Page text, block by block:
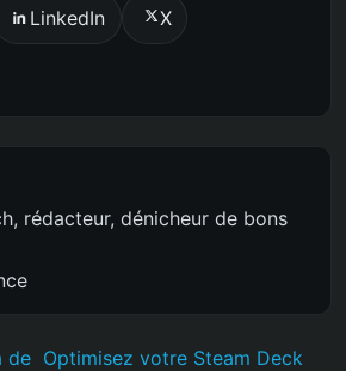
LinkedIn X
rédacteur, dénicheur de bons
de Optimisez votre Steam Deck